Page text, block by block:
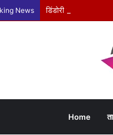
News डिंडोरी के बच्चे
Home